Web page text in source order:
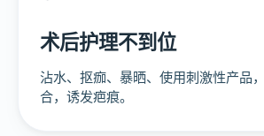
术后护理不到位
沾水、抠痂、暴晒、使用刺激性产品
合，诱发疤痕。